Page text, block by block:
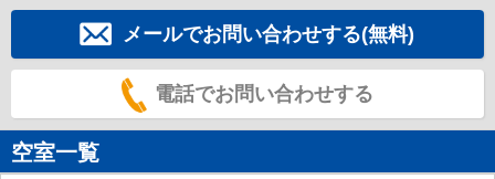
メールでお問い合わせする(無料)
電話でお問い合わせする
空室一覧